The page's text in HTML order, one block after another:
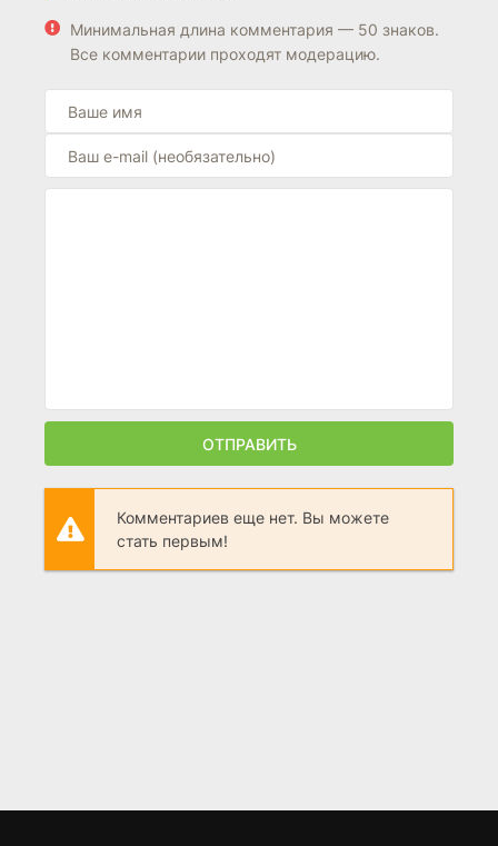
Минимальная длина комментария — 50 знаков.
Все комментарии проходят модерацию.
ОТПРАВИТЬ
Комментариев еще нет. Вы можете
стать первым!